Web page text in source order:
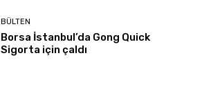
BÜLTEN
Borsa İstanbul’da Gong Quick
Sigorta için çaldı